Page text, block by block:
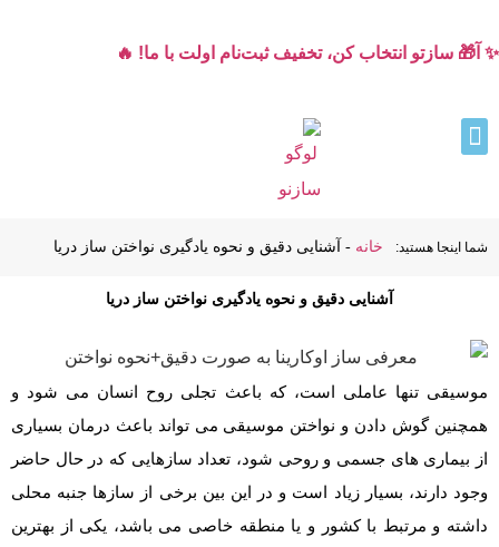
✨ آ🎁 سازتو انتخاب کن، تخفیف ثبت‌نام اولت با ما! 🔥
شما اینجا هستید: خانه - آشنایی دقیق و نحوه یادگیری نواختن ساز دریا
آشنایی دقیق و نحوه یادگیری نواختن ساز دریا
موسیقی تنها عاملی است، که باعث تجلی روح انسان می شود و
همچنین گوش دادن و نواختن موسیقی می تواند باعث درمان بسیاری
از بیماری های جسمی و روحی شود، تعداد سازهایی که در حال حاضر
وجود دارند، بسیار زیاد است و در این بین برخی از سازها جنبه محلی
داشته و مرتبط با کشور و یا منطقه خاصی می باشد، یکی از بهترین